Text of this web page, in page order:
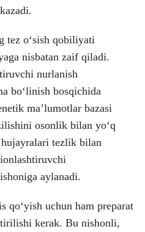
tez oʻsish qobiliyati
nisbatan zaif qiladi.
nurlanish
boʻlinish bosqichida
maʼlumotlar bazasi
osonlik bilan yoʻq
tezlik bilan
aylanadi.
qoʻyish uchun ham preparat
kerak. Bu nishonli,